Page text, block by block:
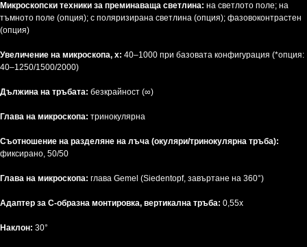
Микроскопски техники за преминаваща светлина: на светлото поле; на
тъмното поле (опция); с поляризирана светлина (опция); фазовоконтрастен
(опция)
Увеличение на микроскопа, x: 40–1000 при базовата конфигурация (*опция:
40–1250/1500/2000)
Дължина на тръбата: безкрайност (∞)
Глава на микроскопа: тринокулярна
Съотношение на разделяне на лъча (окуляри/тринокулярна тръба):
фиксирано, 50/50
Глава на микроскопа: глава Gemel (Siedentopf, завъртане на 360°)
Адаптер за C-образна монтировка, вертикална тръба: 0,55x
Наклон: 30°